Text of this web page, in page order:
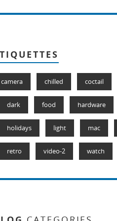
camera chilled coctail
dark food hardware
holidays light mac
retro video-2 watch